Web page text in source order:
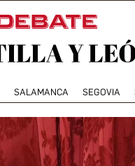
SALAMANCA SEGOVIA